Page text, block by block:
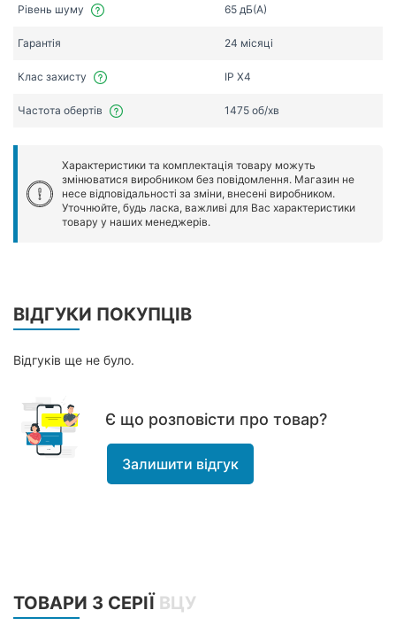
Рівень шуму 65 дБ(А)
Гарантія 24 місяці
Клас захисту IP X4
Частота обертів 1475 об/хв
Характеристики та комплектація товару можуть
змінюватися виробником без повідомлення. Магазин не
несе відповідальності за зміни, внесені виробником.
Уточнюйте, будь ласка, важливі для Вас характеристики
товару у наших менеджерів.
ВІДГУКИ ПОКУПЦІВ
Відгуків ще не було.
Є що розповісти про товар?
Залишити відгук
ТОВАРИ З СЕРІЇ ВЦУ